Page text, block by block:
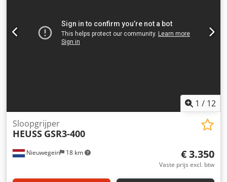
1 / 12
Nieuwegein 18 km
Sloopgrijper
HEUSS GSR3-400
€ 3.350
Vaste prijs excl. btw